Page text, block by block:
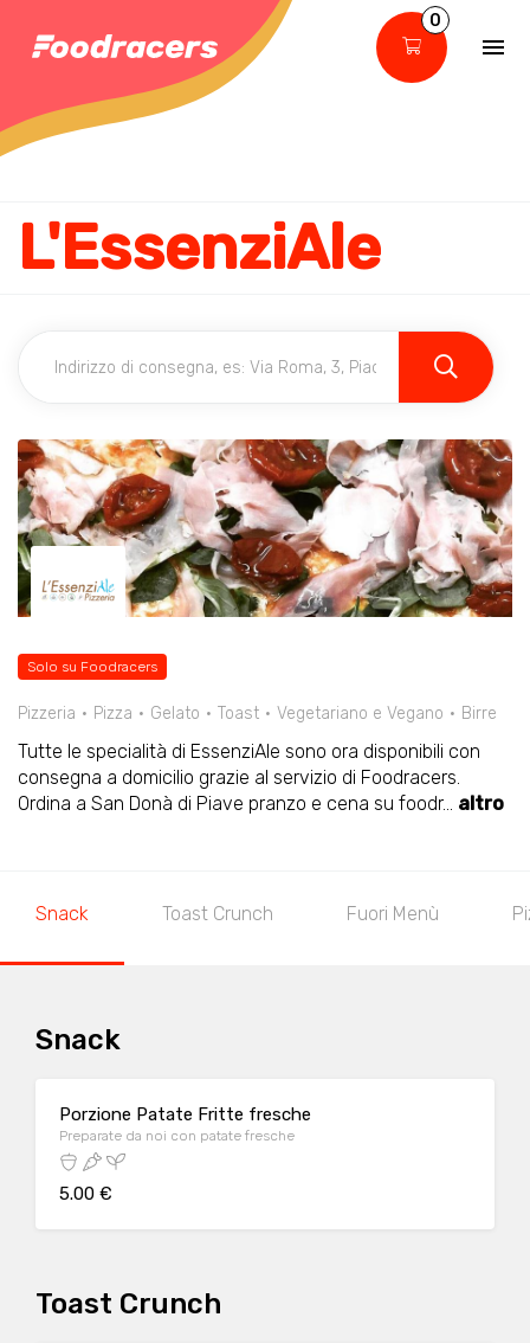
0
L'EssenziAle
Solo su Foodracers
Pizzeria Pizza Gelato Toast Vegetariano e Vegano Birre
Tutte le specialità di EssenziAle sono ora disponibili con
consegna a domicilio grazie al servizio di Foodracers.
Ordina a San Donà di Piave pranzo e cena su foodr... altro
Snack Toast Crunch Fuori Menù
Snack
Porzione Patate Fritte fresche
Preparate da noi con patate fresche
5.00 €
Toast Crunch